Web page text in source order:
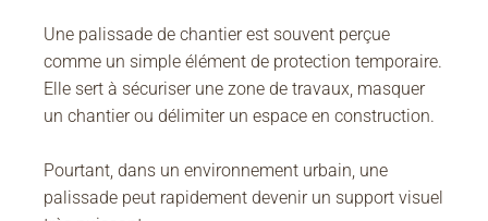
Une palissade de chantier est souvent perçue
comme un simple élément de protection temporaire.
Elle sert à sécuriser une zone de travaux, masquer
un chantier ou délimiter un espace en construction.
Pourtant, dans un environnement urbain, une
palissade peut rapidement devenir un support visuel